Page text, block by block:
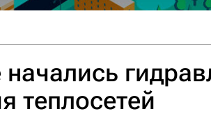
теплосетей